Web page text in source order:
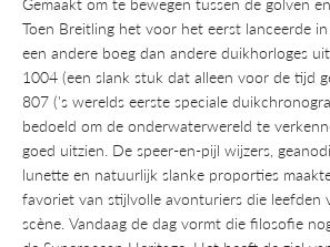
Toen Breitling het voor het eerst lanceerde
een andere boeg dan andere duikhorloges
1004 (een slank stuk dat alleen voor de tijd
807 ('s werelds eerste speciale
bedoeld om de onderwaterwereld te
goed uitzien. De speer-en-pijl wijzers,
lunette en natuurlijk slanke proporties
favoriet van stijlvolle avonturiers die leefden
scène. Vandaag de dag vormt die filosofie